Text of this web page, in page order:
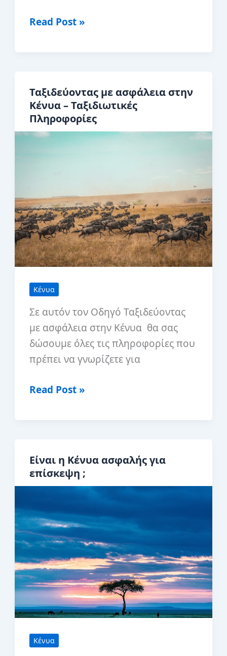
Έγγραφα
–
Οδηγός
Read Post »
Ταξιδεύοντας με ασφάλεια στην
Κένυα – Ταξιδιωτικές
Πληροφορίες
Κένυα
Σε αυτόν τον Οδηγό Ταξιδεύοντας
με ασφάλεια στην Κένυα θα σας
δώσουμε όλες τις πληροφορίες που
πρέπει να γνωρίζετε για
Ταξιδεύοντας
–
Ταξιδιωτικές
Πληροφορίες
Read Post »
Είναι η Κένυα ασφαλής για
επίσκεψη ;
Κένυα